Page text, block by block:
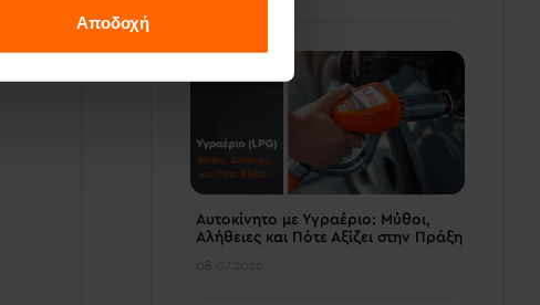
Αποδοχή
Αυτοκίνητο με Υγραέριο: Μύθοι,
Αλήθειες και Πότε Αξίζει στην Πράξη
08.07.2026